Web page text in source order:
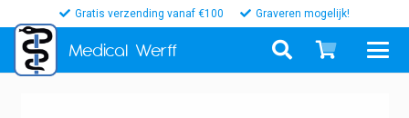
Gratis verzending vanaf €100 Graveren mogelijk!
Medical Werff